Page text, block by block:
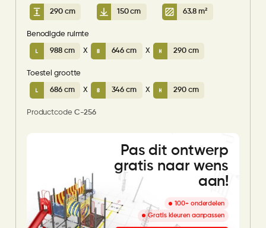
290 cm 150 cm 63.8 m²
Benodigde ruimte
988 cm X 646 cm X 290 cm
Toestel grootte
686 cm X 346 cm X 290 cm
Productcode C-256
Pas dit ontwerp
gratis naar wens
aan!
100+ onderdelen
Gratis kleuren aanpassen